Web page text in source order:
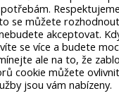
produkty
se můžete
akceptovat.
se více a budete
ale na to, že
cookie můžete
jsou vám nabízeny.